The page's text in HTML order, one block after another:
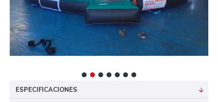
ESPECIFICACIONES